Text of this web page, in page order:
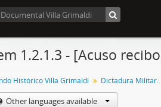
1.2.1.3 - [Acuso
Histórico Villa Grimaldi Dictadura Militar.
Other languages available